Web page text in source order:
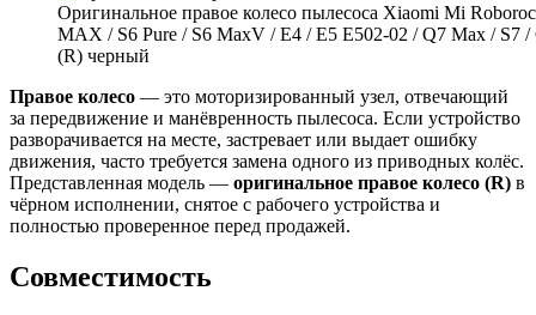
Оригинальное правое колесо пылесоса Xiaomi Mi
MAX / S6 Pure / S6 MaxV / E4 / E5 E502-02 / Q7 Max / S7 /
(R) черный
Правое колесо — это моторизированный узел, отвечающий
за передвижение и манёвренность пылесоса. Если устройство
разворачивается на месте, застревает или выдает ошибку
движения, часто требуется замена одного из приводных колёс.
Представленная модель — оригинальное правое колесо (R) в
чёрном исполнении, снятое с рабочего устройства и
полностью проверенное перед продажей.
Совместимость